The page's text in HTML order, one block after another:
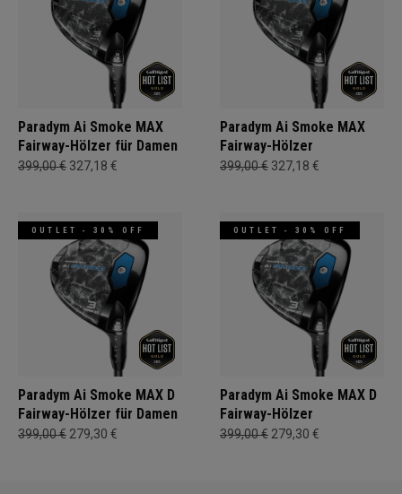
Paradym Ai Smoke MAX
Fairway-Hölzer für Damen
399,00 € 327,18 €
Paradym Ai Smoke MAX
Fairway-Hölzer
399,00 € 327,18 €
OUTLET - 30% OFF
Paradym Ai Smoke MAX D
Fairway-Hölzer für Damen
399,00 € 279,30 €
OUTLET - 30% OFF
Paradym Ai Smoke MAX D
Fairway-Hölzer
399,00 € 279,30 €